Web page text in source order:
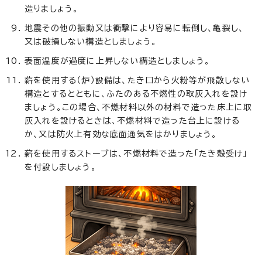
造りましょう。
地震その他の振動又は衝撃により容易に転倒し、亀裂し、
又は破損しない構造としましょう。
表面温度が過度に上昇しない構造としましょう。
薪を使用する（炉）設備は、たき口から火粉等が飛散しない
構造とするとともに、ふたのある不燃性の取灰入れを設け
ましょう。この場合、不燃材料以外の材料で造った床上に取
灰入れを設けるときは、不燃材料で造った台上に設ける
か、又は防火上有効な底面通気をはかりましょう。
薪を使用するストーブは、不燃材料で造った「たき殻受け」
を付設しましょう。